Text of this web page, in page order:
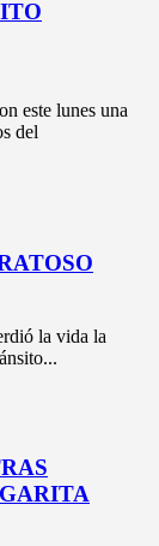
este lunes una
del
la vida la